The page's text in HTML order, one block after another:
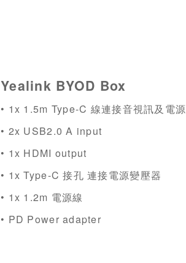
Yealink BYOD Box
• 1x 1.5m Type-C 線連接音視訊及電源
• 2x USB2.0 A input
• 1x HDMI output
• 1x Type-C接孔 連接電源變壓器
• 1x 1.2m 電源線
• PD Power adapter